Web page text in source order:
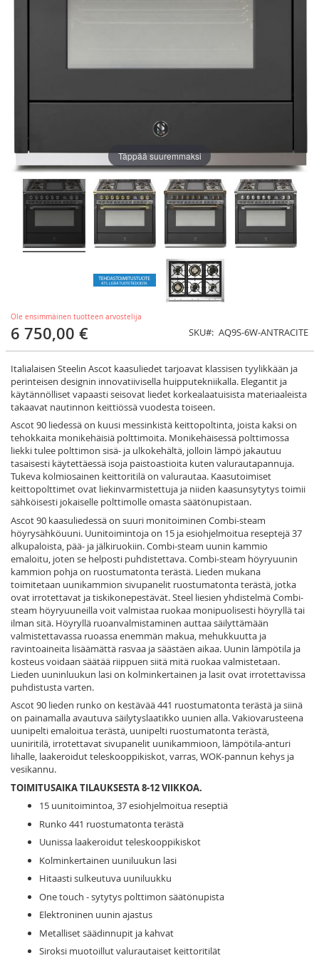
Ole ensimmäinen tuotteen arvostelija
6 750,00 € SKU AQ9S-6W-ANTRACITE
Italialaisen Steelin Ascot kaasuliedet tarjoavat klassisen tyylikkään ja
perinteisen designin innovatiivisella huipputekniikalla. Elegantit ja
käytännölliset vapaasti seisovat liedet korkealaatuisista materiaaleista
takaavat nautinnon keittiössä vuodesta toiseen.
Ascot 90 liedessä on kuusi messinkistä keittopoltinta, joista kaksi on
tehokkaita monikehäisiä polttimoita. Monikehäisessä polttimossa
liekki tulee polttimon sisä- ja ulkokehältä, jolloin lämpö jakautuu
tasaisesti käytettäessä isoja paistoastioita kuten valurautapannuja.
Tukeva kolmiosainen keittoritilä on valurautaa. Kaasutoimiset
keittopolttimet ovat liekinvarmistettuja ja niiden kaasunsytytys toimii
sähköisesti jokaiselle polttimolle omasta säätönupistaan.
Ascot 90 kaasuliedessä on suuri monitoiminen Combi-steam
höyrysähköuuni. Uunitoimintoja on 15 ja esiohjelmoitua reseptejä 37
alkupaloista, pää- ja jälkiruokiin. Combi-steam uunin kammio
emaloitu, joten se helposti puhdistettava. Combi-steam höyryuunin
kammion pohja on ruostumatonta terästä. Lieden mukana
toimitetaan uunikammion sivupanelit ruostumatonta terästä, jotka
ovat irrotettavat ja tiskikonepestävät. Steel liesien yhdistelmä Combi-
steam höyryuuneilla voit valmistaa ruokaa monipuolisesti höyryllä tai
ilman sitä. Höyryllä ruoanvalmistaminen auttaa säilyttämään
valmistettavassa ruoassa enemmän makua, mehukkuutta ja
ravintoaineita lisäämättä rasvaa ja säästäen aikaa. Uunin lämpötila ja
kosteus voidaan säätää riippuen siitä mitä ruokaa valmistetaan.
Lieden uuninluukun lasi on kolminkertainen ja lasit ovat irrotettavissa
puhdistusta varten.
Ascot 90 lieden runko on kestävää 441 ruostumatonta terästä ja siinä
on painamalla avautuva säilytyslaatikko uunien alla. Vakiovarusteena
uunipelti emaloitua terästä, uunipelti ruostumatonta terästä,
uuniritilä, irrotettavat sivupanelit uunikammioon, lämpötila-anturi
lihalle, laakeroidut teleskooppikiskot, varras, WOK-pannun kehys ja
vesikannu.
TOIMITUSAIKA TILAUKSESTA 8-12 VIIKKOA.
15 uunitoimintoa, 37 esiohjelmoitua reseptiä
Runko 441 ruostumatonta terästä
Uunissa laakeroidut teleskooppikiskot
Kolminkertainen uuniluukun lasi
Hitaasti sulkeutuva uuniluukku
One touch - sytytys polttimon säätönupista
Elektroninen uunin ajastus
Metalliset säädinnupit ja kahvat
Siroksi muotoillut valurautaiset keittoritilät
Täppää suuremmaksi